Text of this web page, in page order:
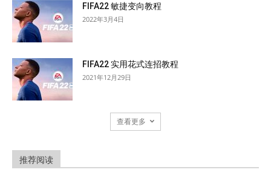
FIFA22 敏捷变向教程
2022年3月4日
FIFA22 实用花式连招教程
2021年12月29日
查看更多
推荐阅读